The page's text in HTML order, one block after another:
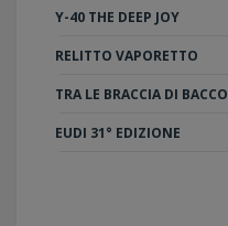
Y-40 THE DEEP JOY
RELITTO VAPORETTO
TRA LE BRACCIA DI BACCO
EUDI 31° EDIZIONE